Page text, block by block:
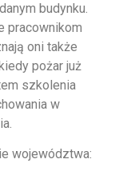
budynku.
pracownikom
oni także
pożar już
szkolenia
w
województwa: